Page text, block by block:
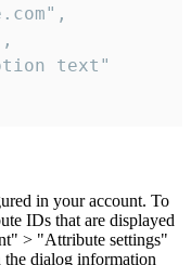
text"
in your account. To
IDs that are displayed
> "Attribute settings"
dialog information